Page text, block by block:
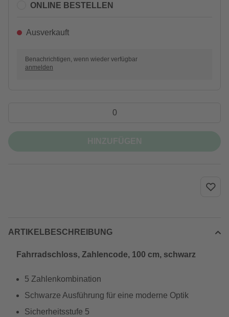
ONLINE BESTELLEN
Ausverkauft
Benachrichtigen, wenn wieder verfügbar
anmelden
ARTIKELBESCHREIBUNG
Fahrradschloss, Zahlencode, 100 cm, schwarz
5 Zahlenkombination
Schwarze Ausführung für eine moderne Optik
Sicherheitsstufe 5